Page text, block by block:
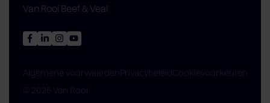
Van Rooi Beef & Veal